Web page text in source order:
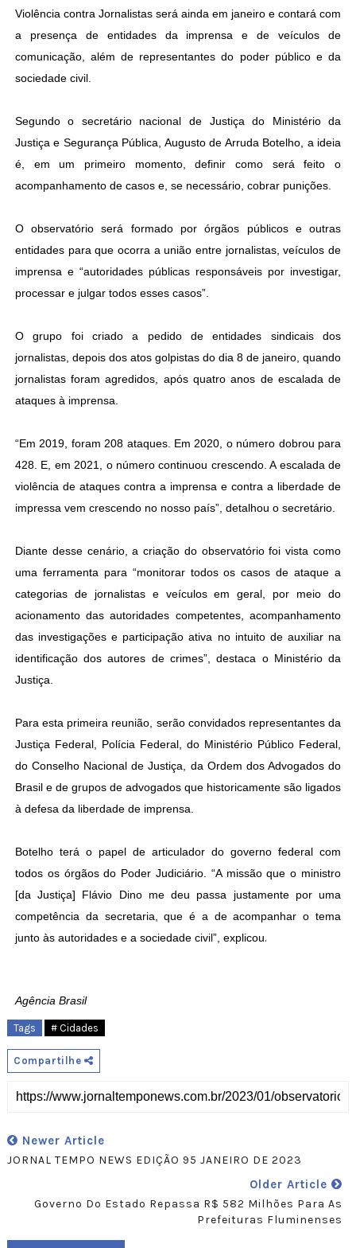
Violência contra Jornalistas será ainda em janeiro e contará com
a presença de entidades da imprensa e de veículos de
comunicação, além de representantes do poder público e da
sociedade civil.
Segundo o secretário nacional de Justiça do Ministério da
Justiça e Segurança Pública, Augusto de Arruda Botelho, a ideia
é, em um primeiro momento, definir como será feito o
acompanhamento de casos e, se necessário, cobrar punições.
O observatório será formado por órgãos públicos e outras
entidades para que ocorra a união entre jornalistas, veículos de
imprensa e “autoridades públicas responsáveis por investigar,
processar e julgar todos esses casos”.
O grupo foi criado a pedido de entidades sindicais dos
jornalistas, depois dos atos golpistas do dia 8 de janeiro, quando
jornalistas foram agredidos, após quatro anos de escalada de
ataques à imprensa.
“Em 2019, foram 208 ataques. Em 2020, o número dobrou para
428. E, em 2021, o número continuou crescendo. A escalada de
violência de ataques contra a imprensa e contra a liberdade de
impressa vem crescendo no nosso país”, detalhou o secretário.
Diante desse cenário, a criação do observatório foi vista como
uma ferramenta para “monitorar todos os casos de ataque a
categorias de jornalistas e veículos em geral, por meio do
acionamento das autoridades competentes, acompanhamento
das investigações e participação ativa no intuito de auxiliar na
identificação dos autores de crimes”, destaca o Ministério da
Justiça.
Para esta primeira reunião, serão convidados representantes da
Justiça Federal, Polícia Federal, do Ministério Público Federal,
do Conselho Nacional de Justiça, da Ordem dos Advogados do
Brasil e de grupos de advogados que historicamente são ligados
à defesa da liberdade de imprensa.
Botelho terá o papel de articulador do governo federal com
todos os órgãos do Poder Judiciário. “A missão que o ministro
[da Justiça] Flávio Dino me deu passa justamente por uma
competência da secretaria, que é a de acompanhar o tema
junto às autoridades e a sociedade civil”, explicou.
Agência Brasil
Tags # Cidades
Compartilhe
Newer Article
JORNAL TEMPO NEWS EDIÇÃO 95 JANEIRO DE 2023
Older Article
Governo Do Estado Repassa R$ 582 Milhões Para As
Prefeituras Fluminenses